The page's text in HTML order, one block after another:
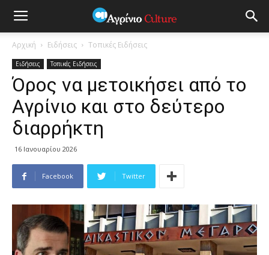
Αρχική Ειδήσεις Τοπικές Ειδήσεις
Ειδήσεις Τοπικές Ειδήσεις
Όρος να μετοικήσει από το
Αγρίνιο και στο δεύτερο
διαρρήκτη
16 Ιανουαρίου 2026
Facebook Twitter